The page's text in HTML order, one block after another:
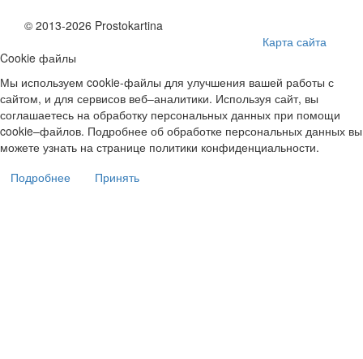
© 2013-2026 Prostokartina
Карта сайта
Cookie файлы
Мы используем cookie-файлы для улучшения вашей работы с
сайтом, и для сервисов веб–аналитики. Используя сайт, вы
соглашаетесь на обработку персональных данных при помощи
cookie–файлов. Подробнее об обработке персональных данных вы
можете узнать на странице политики конфиденциальности.
Подробнее
Принять